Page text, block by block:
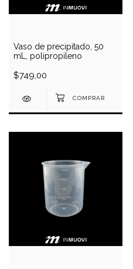
Vaso de precipitado, 50
mL, polipropileno
$749,00